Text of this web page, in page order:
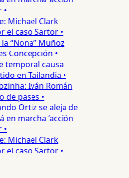
Michael Clark
el caso Sartor •
“Nona” Muñoz
Concepción •
temporal causa
en Tailandia •
Iván Román
pases •
Ortiz se aleja de
marcha ‘acción
Michael Clark
el caso Sartor •